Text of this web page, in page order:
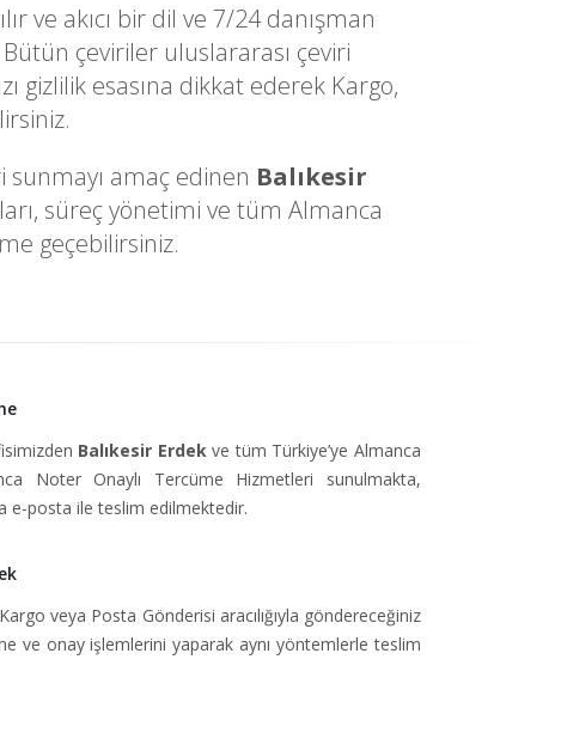
ve akıcı bir dil ve 7/24 danışman
çeviriler uluslararası çeviri
gizlilik esasına dikkat ederek Kargo,
sunmayı amaç edinen Balıkesir
süreç yönetimi ve tüm Almanca
geçebilirsiniz.
Balıkesir Erdek ve tüm Türkiye’ye Almanca
Noter Onaylı Tercüme Hizmetleri sunulmakta,
e-posta ile teslim edilmektedir.
veya Posta Gönderisi aracılığıyla göndereceğiniz
ve onay işlemlerini yaparak aynı yöntemlerle teslim